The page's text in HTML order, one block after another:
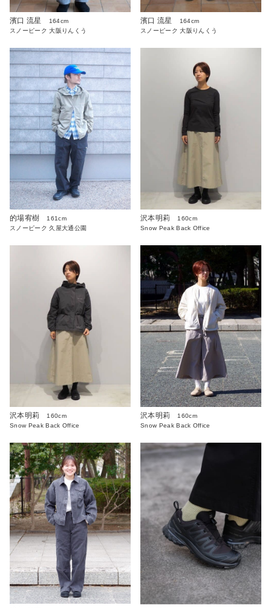
濱口 流星
164cm
スノーピーク 大阪りんくう
濱口 流星
164cm
スノーピーク 大阪りんくう
的場宥樹
161cm
スノーピーク 久屋大通公園
沢本明莉
160cm
Snow Peak Back Office
沢本明莉
160cm
Snow Peak Back Office
沢本明莉
160cm
Snow Peak Back Office